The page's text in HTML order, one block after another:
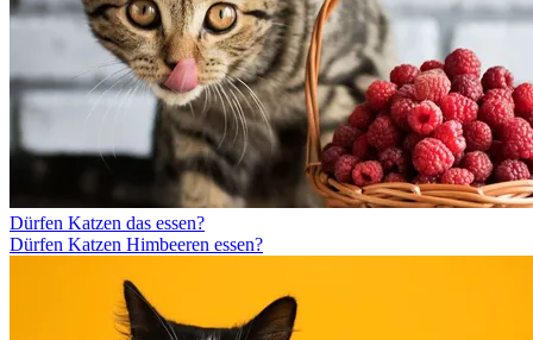
Dürfen Katzen das essen?
Dürfen Katzen Himbeeren essen?